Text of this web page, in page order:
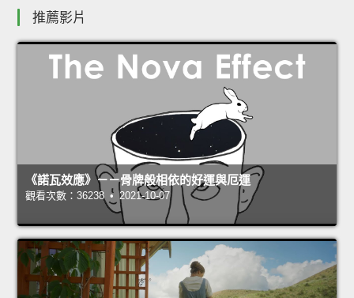
推薦影片
《諾瓦效應》－－骨牌般相依的好運與厄運
觀看次數：36238 • 2021-10-07